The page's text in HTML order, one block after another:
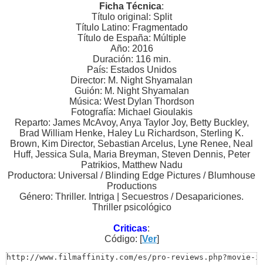
Ficha Técnica:
Título original: Split
Título Latino: Fragmentado
Título de España: Múltiple
Año: 2016
Duración: 116 min.
País: Estados Unidos
Director: M. Night Shyamalan
Guión: M. Night Shyamalan
Música: West Dylan Thordson
Fotografía: Michael Gioulakis
Reparto: James McAvoy, Anya Taylor Joy, Betty Buckley,
Brad William Henke, Haley Lu Richardson, Sterling K.
Brown, Kim Director, Sebastian Arcelus, Lyne Renee, Neal
Huff, Jessica Sula, Maria Breyman, Steven Dennis, Peter
Patrikios, Matthew Nadu
Productora: Universal / Blinding Edge Pictures / Blumhouse
Productions
Género: Thriller. Intriga | Secuestros / Desapariciones.
Thriller psicológico
Criticas:
Código: [Ver]
http://www.filmaffinity.com/es/pro-reviews.php?movie-